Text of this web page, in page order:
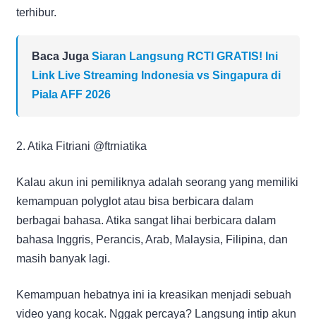
terhibur.
Baca Juga Siaran Langsung RCTI GRATIS! Ini
Link Live Streaming Indonesia vs Singapura di
Piala AFF 2026
2. Atika Fitriani @ftrniatika
Kalau akun ini pemiliknya adalah seorang yang memiliki
kemampuan polyglot atau bisa berbicara dalam
berbagai bahasa. Atika sangat lihai berbicara dalam
bahasa Inggris, Perancis, Arab, Malaysia, Filipina, dan
masih banyak lagi.
Kemampuan hebatnya ini ia kreasikan menjadi sebuah
video yang kocak. Nggak percaya? Langsung intip akun